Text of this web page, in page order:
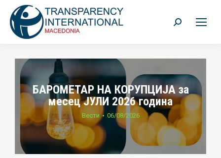
Search:
БАРОМЕТАР НА КОРУПЦИЈА за
месец ЈУЛИ 2026 година
Вести 06/08/2026